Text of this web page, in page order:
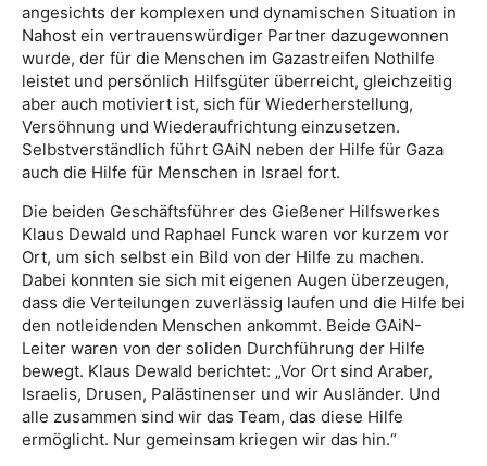
angesichts der komplexen und dynamischen Situation in
Nahost ein vertrauenswürdiger Partner dazugewonnen
wurde, der für die Menschen im Gazastreifen Nothilfe
leistet und persönlich Hilfsgüter überreicht, gleichzeitig
aber auch motiviert ist, sich für Wiederherstellung,
Versöhnung und Wiederaufrichtung einzusetzen.
Selbstverständlich führt GAiN neben der Hilfe für Gaza
auch die Hilfe für Menschen in Israel fort.
Die beiden Geschäftsführer des Gießener Hilfswerkes
Klaus Dewald und Raphael Funck waren vor kurzem vor
Ort, um sich selbst ein Bild von der Hilfe zu machen.
Dabei konnten sie sich mit eigenen Augen überzeugen,
dass die Verteilungen zuverlässig laufen und die Hilfe bei
den notleidenden Menschen ankommt. Beide GAiN-
Leiter waren von der soliden Durchführung der Hilfe
bewegt. Klaus Dewald berichtet: „Vor Ort sind Araber,
Israelis, Drusen, Palästinenser und wir Ausländer. Und
alle zusammen sind wir das Team, das diese Hilfe
ermöglicht. Nur gemeinsam kriegen wir das hin.“